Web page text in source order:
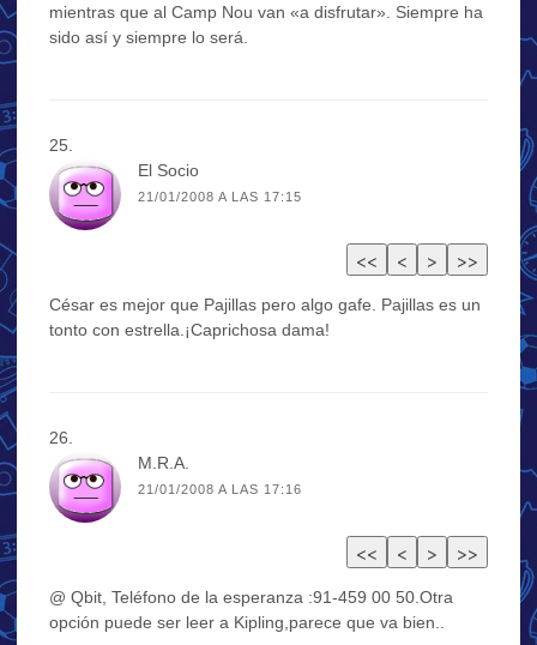
mientras que al Camp Nou van «a disfrutar». Siempre ha
sido así y siempre lo será.
El Socio
21/01/2008 A LAS 17:15
César es mejor que Pajillas pero algo gafe. Pajillas es un
tonto con estrella.¡Caprichosa dama!
M.R.A.
21/01/2008 A LAS 17:16
@ Qbit, Teléfono de la esperanza :91-459 00 50.Otra
opción puede ser leer a Kipling,parece que va bien..